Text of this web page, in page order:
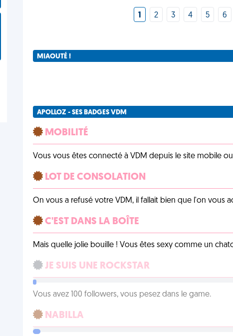
1 2 3 4 5 6
MIAOUTÉ !
APOLLOZ - SES BADGES VDM
MOBILITÉ
Vous vous êtes connecté à VDM depuis le site mobile
LOT DE CONSOLATION
On vous a refusé votre VDM, il fallait bien que l'on vous
C'EST DANS LA BOÎTE
Mais quelle jolie bouille ! Vous êtes sexy comme un
JE SUIS UNE ROCKSTAR
Vous avez 100 followers, vous pesez dans le game.
NABILLA